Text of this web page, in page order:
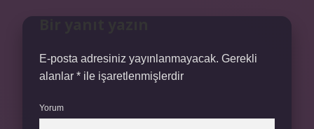
E-posta adresiniz yayınlanmayacak. Gerekli
alanlar * ile işaretlenmişlerdir
Yorum